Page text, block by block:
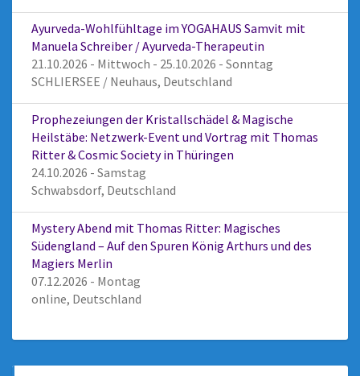
Ayurveda-Wohlfühltage im YOGAHAUS Samvit mit
Manuela Schreiber / Ayurveda-Therapeutin
21.10.2026 - Mittwoch - 25.10.2026 - Sonntag
SCHLIERSEE / Neuhaus, Deutschland
Prophezeiungen der Kristallschädel & Magische
Heilstäbe: Netzwerk-Event und Vortrag mit Thomas
Ritter & Cosmic Society in Thüringen
24.10.2026 - Samstag
Schwabsdorf, Deutschland
Mystery Abend mit Thomas Ritter: Magisches
Südengland – Auf den Spuren König Arthurs und des
Magiers Merlin
07.12.2026 - Montag
online, Deutschland